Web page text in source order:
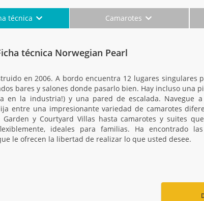
técnica Camarotes
técnica Norwegian Pearl
en 2006. A bordo encuentra 12 lugares singulares
bares y salones donde pasarlo bien. Hay incluso una
en la industria!) y una pared de escalada. Navegue
entre una impresionante variedad de camarotes
Garden y Courtyard Villas hasta camarotes y suites
ideales para familias. Ha encontrado las
le ofrecen la libertad de realizar lo que usted desee.